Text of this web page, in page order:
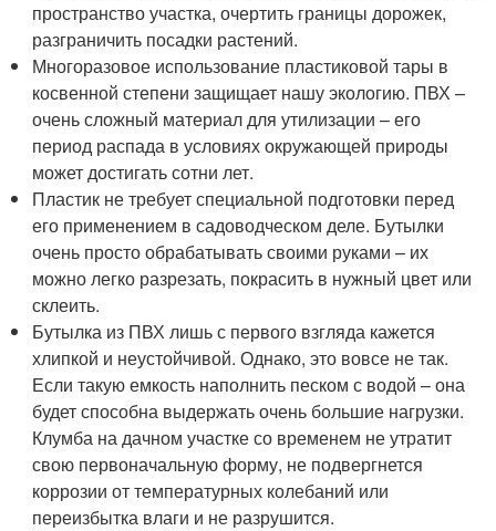
пространство участка, очертить границы дорожек,
разграничить посадки растений.
Многоразовое использование пластиковой тары в
косвенной степени защищает нашу экологию. ПВХ –
очень сложный материал для утилизации – его
период распада в условиях окружающей природы
может достигать сотни лет.
Пластик не требует специальной подготовки перед
его применением в садоводческом деле. Бутылки
очень просто обрабатывать своими руками – их
можно легко разрезать, покрасить в нужный цвет или
склеить.
Бутылка из ПВХ лишь с первого взгляда кажется
хлипкой и неустойчивой. Однако, это вовсе не так.
Если такую емкость наполнить песком с водой – она
будет способна выдержать очень большие нагрузки.
Клумба на дачном участке со временем не утратит
свою первоначальную форму, не подвергнется
коррозии от температурных колебаний или
переизбытка влаги и не разрушится.